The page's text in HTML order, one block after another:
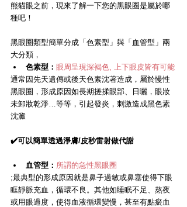
熊貓眼之前，現來了解一下您的黑眼圈是屬於哪
種吧！
黑眼圈類型簡單分成「色素型」與「血管型」兩
大分類，
色素型： 眼周呈現深褐色, 上下眼皮皆有可能
通常因先天遺傳或後天色素沈著造成，屬於慢性
黑眼圈，形成原因如長期搓揉眼部、日曬，眼妝
未卸妝乾淨…等等，引起發炎，刺激造成黑色素
沈澱
✔️可以簡單透過淨膚/皮秒雷射做代謝
血管型： 所謂的急性黑眼圈
;最典型的形成原因就是鼻子過敏或鼻塞使得下眼
眶靜脈充血，循環不良。其他如睡眠不足、熬夜
或用眼過度，使得血液循環變慢，甚至有點瘀血